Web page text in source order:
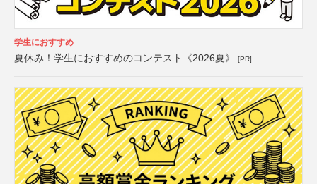
学生におすすめ
夏休み！学生におすすめのコンテスト《2026夏》 [PR]